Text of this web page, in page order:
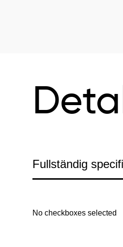
Fullständig
No checkboxes selected